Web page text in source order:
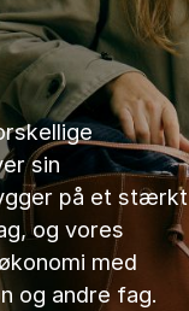
sin
på et stærkt
og vores
med
og andre fag.